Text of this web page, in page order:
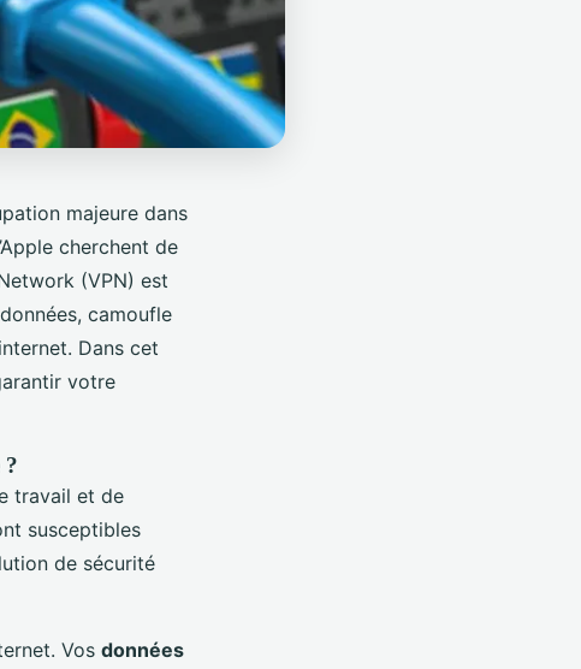
majeure dans
cherchent de
(VPN) est
camoufle
Dans cet
votre
?
travail et de
susceptibles
de sécurité
Vos données